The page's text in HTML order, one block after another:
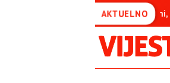
AKTUELNO
ništavni, jer visoki predstavnik nije